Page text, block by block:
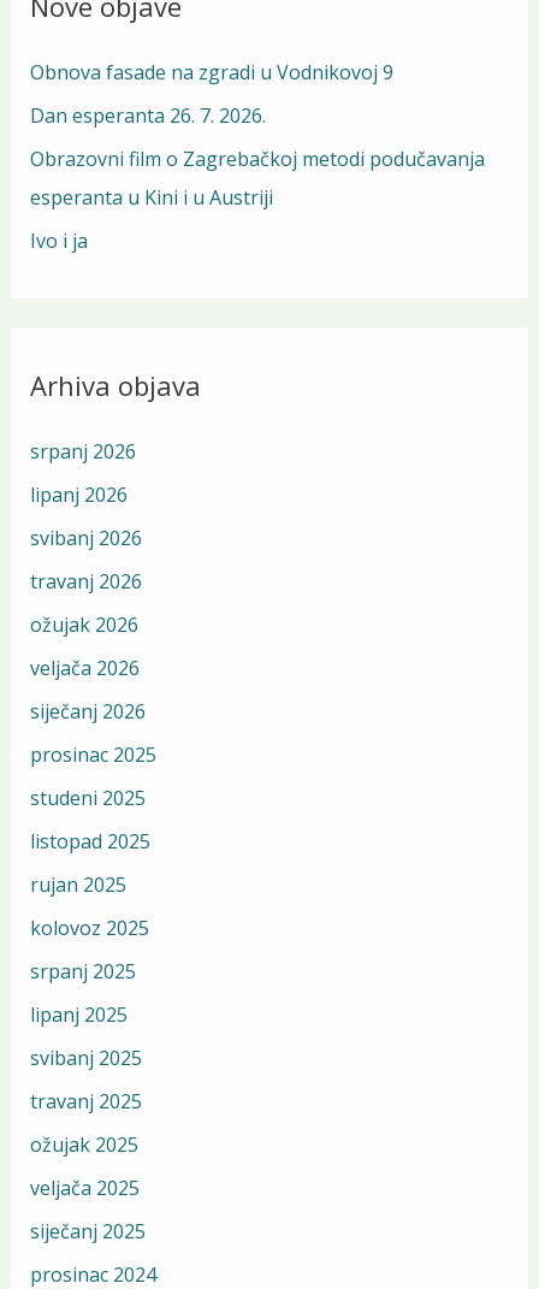
c
f
o
r
:
Obnova fasade na zgradi u Vodnikovoj 9
Dan esperanta 26. 7. 2026.
Obrazovni film o Zagrebačkoj metodi podučavanja
esperanta u Kini i u Austriji
Ivo i ja
Arhiva objava
srpanj 2026
lipanj 2026
svibanj 2026
travanj 2026
ožujak 2026
veljača 2026
siječanj 2026
prosinac 2025
studeni 2025
listopad 2025
rujan 2025
kolovoz 2025
srpanj 2025
lipanj 2025
svibanj 2025
travanj 2025
ožujak 2025
veljača 2025
siječanj 2025
prosinac 2024